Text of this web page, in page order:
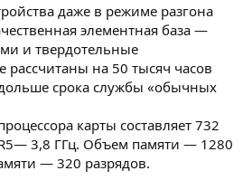
даже в режиме разгона
элементная база —
и твердотельные
рассчитаны на 50 тысяч часов
срока службы «обычных
карты составляет 732
3,8 ГГц. Объем памяти — 1280
— 320 разрядов.